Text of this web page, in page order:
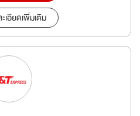
เอียดเพิ่มเติม